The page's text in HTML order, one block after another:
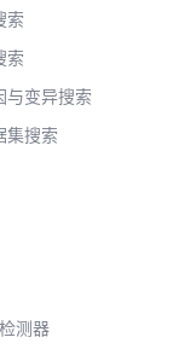
索
索
与变异搜索
集搜索
测器